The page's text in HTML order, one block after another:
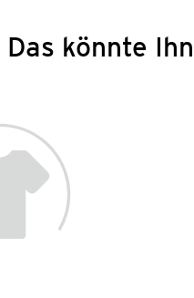
Das könnte